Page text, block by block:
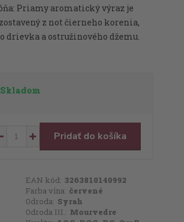
Priamy aromatický výraz je
z not čierneho korenia,
drievka a ostružinového džemu.
Skladom
Pridať do košíka
EAN kód: 3263810140992
Farba vína: červené
Odroda: Syrah
Odroda III.: Mourvedre